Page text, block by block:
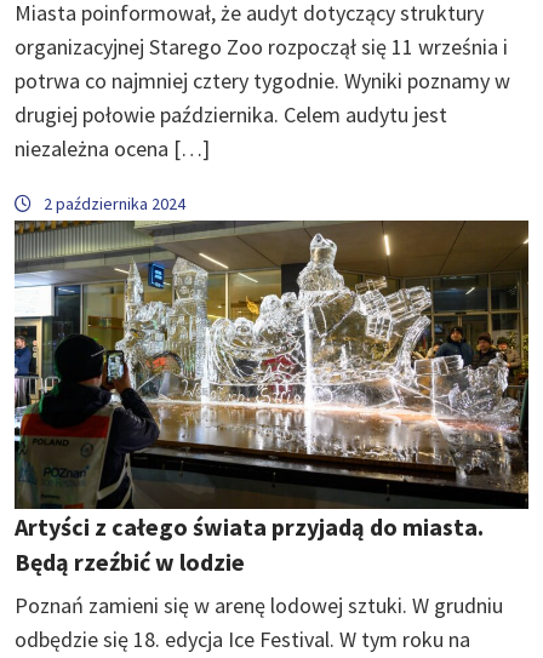
Miasta poinformował, że audyt dotyczący struktury
organizacyjnej Starego Zoo rozpoczął się 11 września i
potrwa co najmniej cztery tygodnie. Wyniki poznamy w
drugiej połowie października. Celem audytu jest
niezależna ocena […]
2 października 2024
Artyści z całego świata przyjadą do miasta.
Będą rzeźbić w lodzie
Poznań zamieni się w arenę lodowej sztuki. W grudniu
odbędzie się 18. edycja Ice Festival. W tym roku na